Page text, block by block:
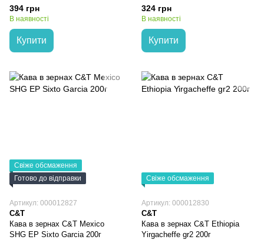
Montecristo 200г
394 грн
В наявності
Купити
324 грн
В наявності
Купити
Свіже обсмаження
Готово до відправки
Артикул: 000012827
C&T
Кава в зернах C&T Mexico
SHG EP Sixto Garcia 200г
Свіже обсмаження
Артикул: 000012830
C&T
Кава в зернах C&T Ethiopia
Yirgacheffe gr2 200г